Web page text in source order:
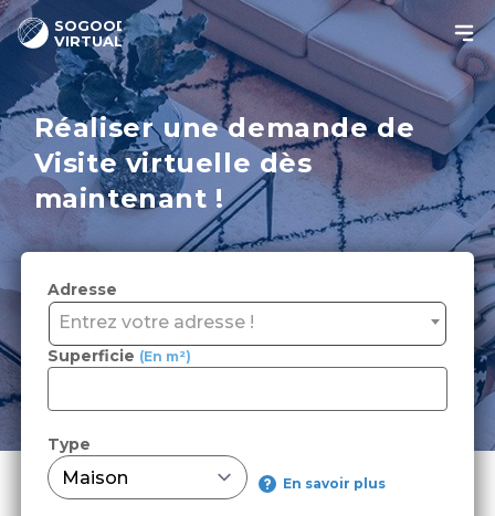
SOGOOD
VIRTUAL
Réaliser une demande de
Visite virtuelle dès
maintenant !
Adresse
Entrez votre adresse !
Superficie (En m²)
Type
En savoir plus